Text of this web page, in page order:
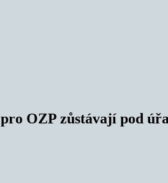
OZP zůstávají pod